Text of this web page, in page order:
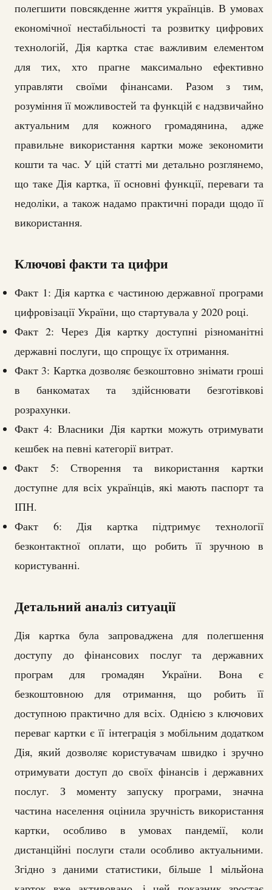
полегшити повсякденне життя українців. В умовах
економічної нестабільності та розвитку цифрових
технологій, Дія картка стає важливим елементом
для тих, хто прагне максимально ефективно
управляти своїми фінансами. Разом з тим,
розуміння її можливостей та функцій є надзвичайно
актуальним для кожного громадянина, адже
правильне використання картки може зекономити
кошти та час. У цій статті ми детально розглянемо,
що таке Дія картка, її основні функції, переваги та
недоліки, а також надамо практичні поради щодо її
використання.
Ключові факти та цифри
Факт 1: Дія картка є частиною державної програми
цифровізації України, що стартувала у 2020 році.
Факт 2: Через Дія картку доступні різноманітні
державні послуги, що спрощує їх отримання.
Факт 3: Картка дозволяє безкоштовно знімати гроші
в банкоматах та здійснювати безготівкові
розрахунки.
Факт 4: Власники Дія картки можуть отримувати
кешбек на певні категорії витрат.
Факт 5: Створення та використання картки
доступне для всіх українців, які мають паспорт та
ІПН.
Факт 6: Дія картка підтримує технології
безконтактної оплати, що робить її зручною в
користуванні.
Детальний аналіз ситуації
Дія картка була запроваджена для полегшення
доступу до фінансових послуг та державних
програм для громадян України. Вона є
безкоштовною для отримання, що робить її
доступною практично для всіх. Однією з ключових
переваг картки є її інтеграція з мобільним додатком
Дія, який дозволяє користувачам швидко і зручно
отримувати доступ до своїх фінансів і державних
послуг. З моменту запуску програми, значна
частина населення оцінила зручність використання
картки, особливо в умовах пандемії, коли
дистанційні послуги стали особливо актуальними.
Згідно з даними статистики, більше 1 мільйона